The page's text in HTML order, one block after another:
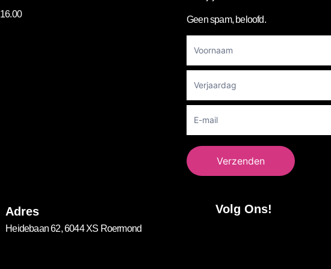
16.00
Geen spam, beloofd.
Newsletter
Verzenden
Adres
Heidebaan 62, 6044 XS Roermond
Volg Ons!